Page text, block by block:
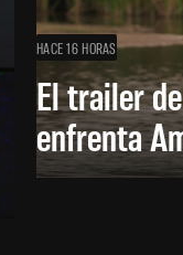
HACE 16 HORAS
El trailer
enfrenta